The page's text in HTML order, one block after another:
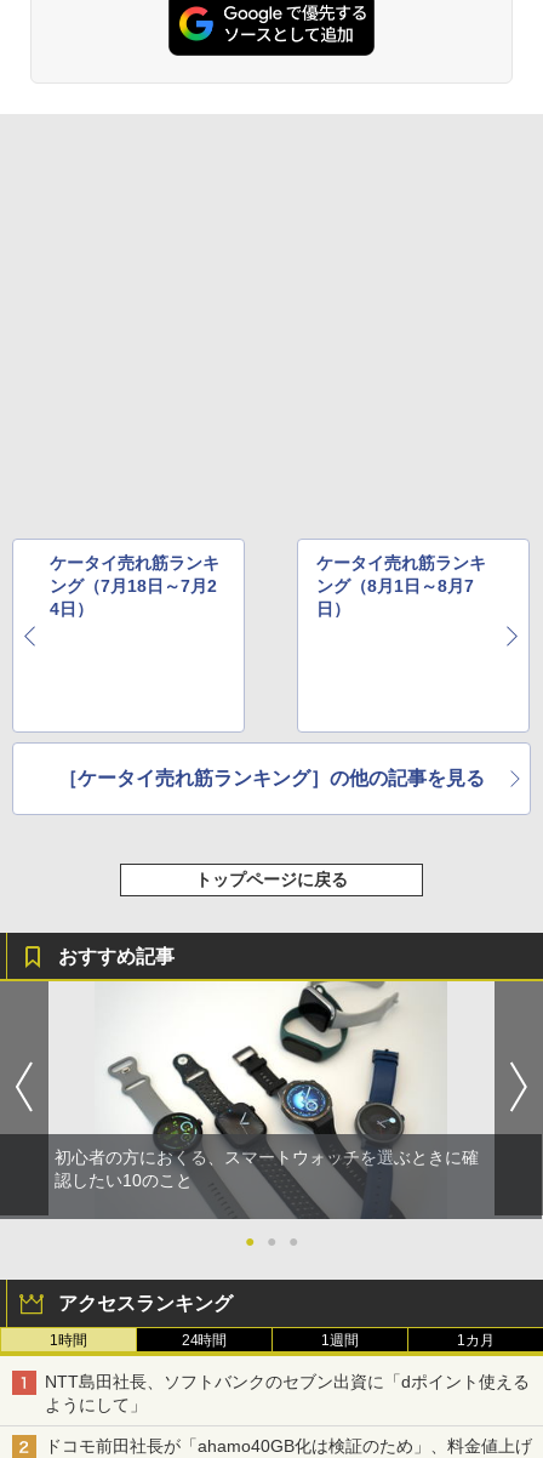
ケータイ売れ筋ランキ
ング（7月18日～7月2
4日）
ケータイ売れ筋ランキ
ング（8月1日～8月7
日）
［ケータイ売れ筋ランキング］の他の記事を見る
トップページに戻る
おすすめ記事
初心者の方におくる、スマートウォッチを選ぶときに確
認したい10のこと
● ● ●
アクセスランキング
1時間 24時間 1週間 1カ月
NTT島田社長、ソフトバンクのセブン出資に「dポイント使える
ようにして」
ドコモ前田社長が「ahamo40GB化は検証のため」、料金値上げ